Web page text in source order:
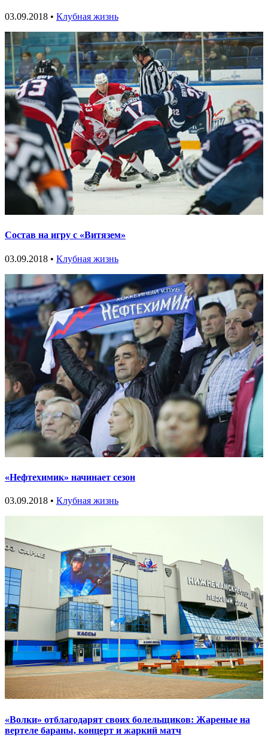
03.09.2018 • Клубная жизнь
Состав на игру с «Витязем»
03.09.2018 • Клубная жизнь
«Нефтехимик» начинает сезон
03.09.2018 • Клубная жизнь
«Волки» отблагодарят своих болельщиков: Жареные на
вертеле бараны, концерт и жаркий матч